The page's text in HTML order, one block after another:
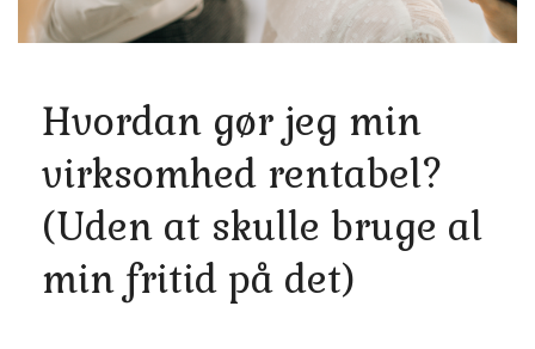
Hvordan gør jeg min
virksomhed rentabel?
(Uden at skulle bruge al
min fritid på det)